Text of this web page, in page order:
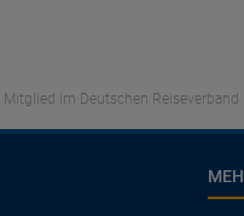
im Deutschen Reiseverband